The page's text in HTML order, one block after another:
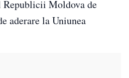
Moldova de
aderare la Uniunea